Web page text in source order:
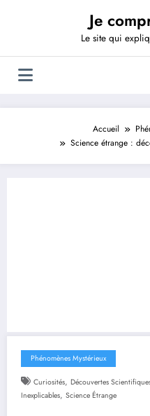
Je
Le site qui
Accueil
Science étrange :
Phénomènes Mystérieux
Curiosités, Découvertes
Inexplicables, Science Étrange